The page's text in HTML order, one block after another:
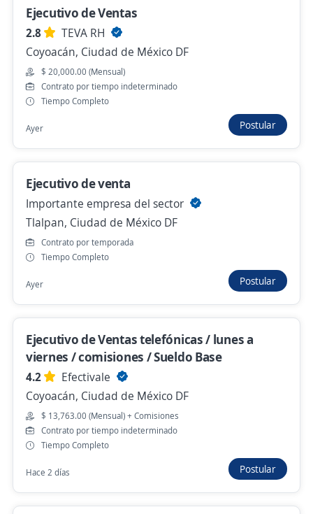
$ 12,000.00 (Mensual) + Comisiones
Hace 10 horas
Ejecutivo de Atención A Clientes Y Ventas
4.1
Atento Servicios SA de CV
Ejecutivo de Ventas Lunes a Viernes
4.4
Profuturo
Benito Juárez, Ciudad de México DF
$ 15,000.00 (Mensual)
Hace 14 horas
Se precisa Urgente
Ejecutivo de Ventas Premium
Importante empresa del sector
Cuauhtémoc, Ciudad de México DF
$ 13,000.00 (Mensual) + Comisiones
Hace 15 horas
Ejecutivo de Ventas
2.8
TEVA RH
Coyoacán, Ciudad de México DF
$ 20,000.00 (Mensual)
Contrato por tiempo indeterminado
Tiempo Completo
Ayer Postular
Ejecutivo de venta
Importante empresa del sector
Tlalpan, Ciudad de México DF
Contrato por temporada
Tiempo Completo
Ayer Postular
Ejecutivo de Ventas telefónicas / lunes a
viernes / comisiones / Sueldo Base
4.2
Efectivale
Coyoacán, Ciudad de México DF
$ 13,763.00 (Mensual) + Comisiones
Contrato por tiempo indeterminado
Tiempo Completo
Hace 2 días Postular